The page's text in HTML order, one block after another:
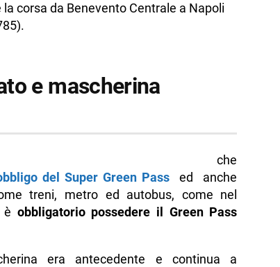
corsa da Benevento Centrale a Napoli
e mascherina
che
del Super Green Passed anche
treni, metro ed autobus, come nel
è obbligatorio possedere il Green Pass
era antecedente e continua a